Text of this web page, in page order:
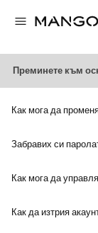
Преминете към
ЛИЧНИ
Как мога да
Забравих си
Как мога да
Как да изтрия